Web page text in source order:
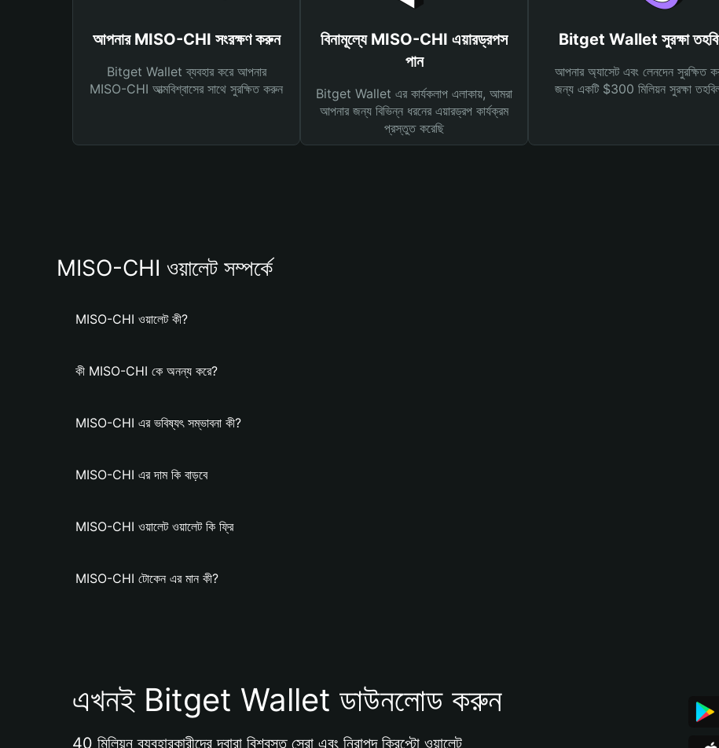
আপনার MISO-CHI সংরক্ষণ করুন
Bitget Wallet ব্যবহার করে আপনার
MISO-CHI আত্মবিশ্বাসের সাথে সুরক্ষিত করুন
বিনামূল্যে MISO-CHI এয়ারড্রপস
পান
Bitget Wallet এর কার্যকলাপ এলাকায়, আমরা
আপনার জন্য বিভিন্ন ধরনের এয়ারড্রপ কার্যক্রম
প্রস্তুত করেছি
Bitget Wallet সুরক্ষা
আপনার অ্যাসেট এবং লেনদেন সুরক্ষিত
জন্য একটি $300 মিলিয়ন সুরক্ষা
MISO-CHI ওয়ালেট সম্পর্কে
MISO-CHI ওয়ালেট কী?
কী MISO-CHI কে অনন্য করে?
MISO-CHI এর ভবিষ্যৎ সম্ভাবনা কী?
MISO-CHI এর দাম কি বাড়বে
MISO-CHI ওয়ালেট ওয়ালেট কি ফ্রি
MISO-CHI টোকেন এর মান কী?
এখনই Bitget Wallet ডাউনলোড করুন
40 মিলিয়ন ব্যবহারকারীদের দ্বারা বিশ্বস্ত সেরা এবং নিরাপদ ক্রিপ্টো ওয়ালেট